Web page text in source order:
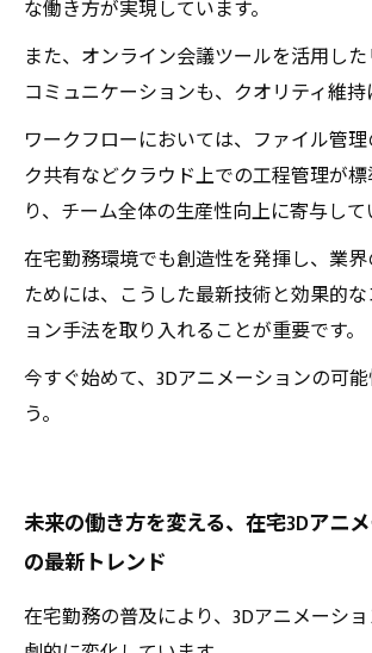
な働き方が実現しています。
また、オンライン会議ツールを活用し
コミュニケーションも、クオリティ維持
ワークフローにおいては、ファイル管
ク共有などクラウド上での工程管理が
り、チーム全体の生産性向上に寄与して
在宅勤務環境でも創造性を発揮し、業
ためには、こうした最新技術と効果的
ョン手法を取り入れることが重要です。
今すぐ始めて、3Dアニメーションの可
う。
未来の働き方を変える、在宅3Dアニ
の最新トレンド
在宅勤務の普及により、3Dアニメーシ